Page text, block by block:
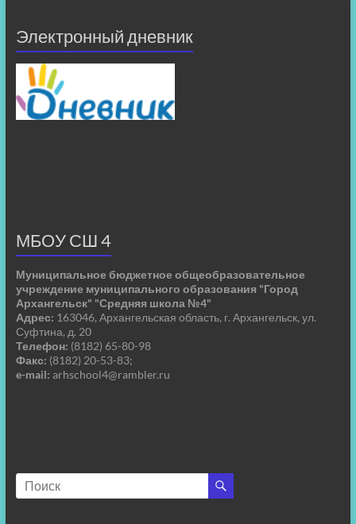
Электронный дневник
МБОУ СШ 4
Муниципальное бюджетное общеобразовательное
учреждение муниципального образования "Город
Архангельск" "Средняя школа №4"
Адрес: 163046, Архангельская область, г. Архангельск, ул.
Суфтина, д. 20
Телефон: (8182) 65-80-98
Факс: (8182) 20-53-83;
e-mail: arhschool4@rambler.ru